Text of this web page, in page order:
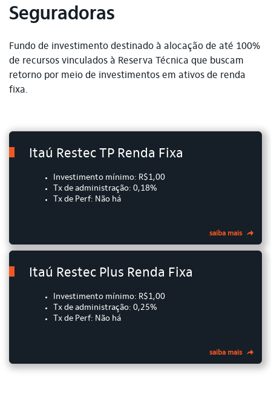
Seguradoras
Fundo de investimento destinado à alocação de até 100%
de recursos vinculados à Reserva Técnica que buscam
retorno por meio de investimentos em ativos de renda
fixa.
Itaú Restec TP Renda Fixa
Investimento mínimo: R$1,00
Tx de administração: 0,18%
Tx de Perf: Não há
saiba mais
Itaú Restec Plus Renda Fixa
Investimento mínimo: R$1,00
Tx de administração: 0,25%
Tx de Perf: Não há
saiba mais